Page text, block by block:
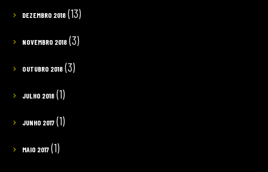
DEZEMBRO 2018(13)
NOVEMBRO 2018(3)
OUTUBRO 2018(3)
JULHO 2018(1)
JUNHO 2017(1)
MAIO 2017(1)